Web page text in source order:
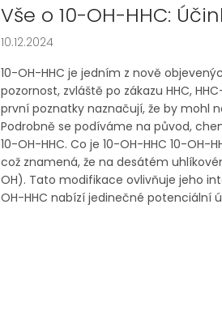
Vše o 10-OH-HHC:
10.12.2024
10-OH-HHC je jedním z nově
pozornost, zvláště po zákazu HHC,
první poznatky naznačují, že by mohl
Podrobně se podíváme na původ,
10-OH-HHC. Co je 10-OH-HHC 10-
což znamená, že na desátém
OH). Tato modifikace ovlivňuje jeho
OH-HHC nabízí jedinečné potenciální